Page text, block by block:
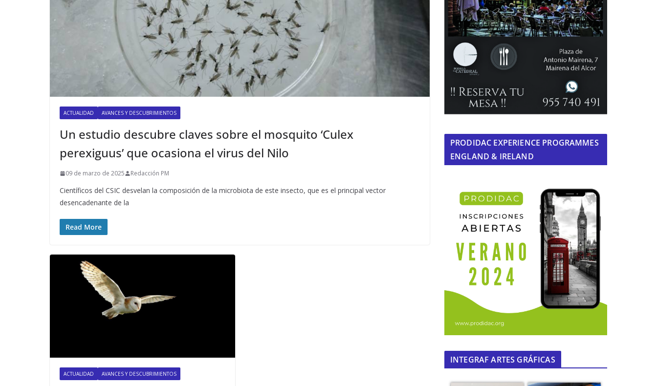
ACTUALIDAD AVANCES Y DESCUBRIMIENTOS
Un estudio descubre claves sobre el mosquito ‘Culex
perexiguus’ que ocasiona el virus del Nilo
09 de marzo de 2025 Redacción PM
Científicos del CSIC desvelan la composición de la microbiota de este insecto, que es el principal vector
desencadenante de la
Read More
ACTUALIDAD AVANCES Y DESCUBRIMIENTOS
PRODIDAC EXPERIENCE PROGRAMMES
ENGLAND & IRELAND
INTEGRAF ARTES GRÁFICAS